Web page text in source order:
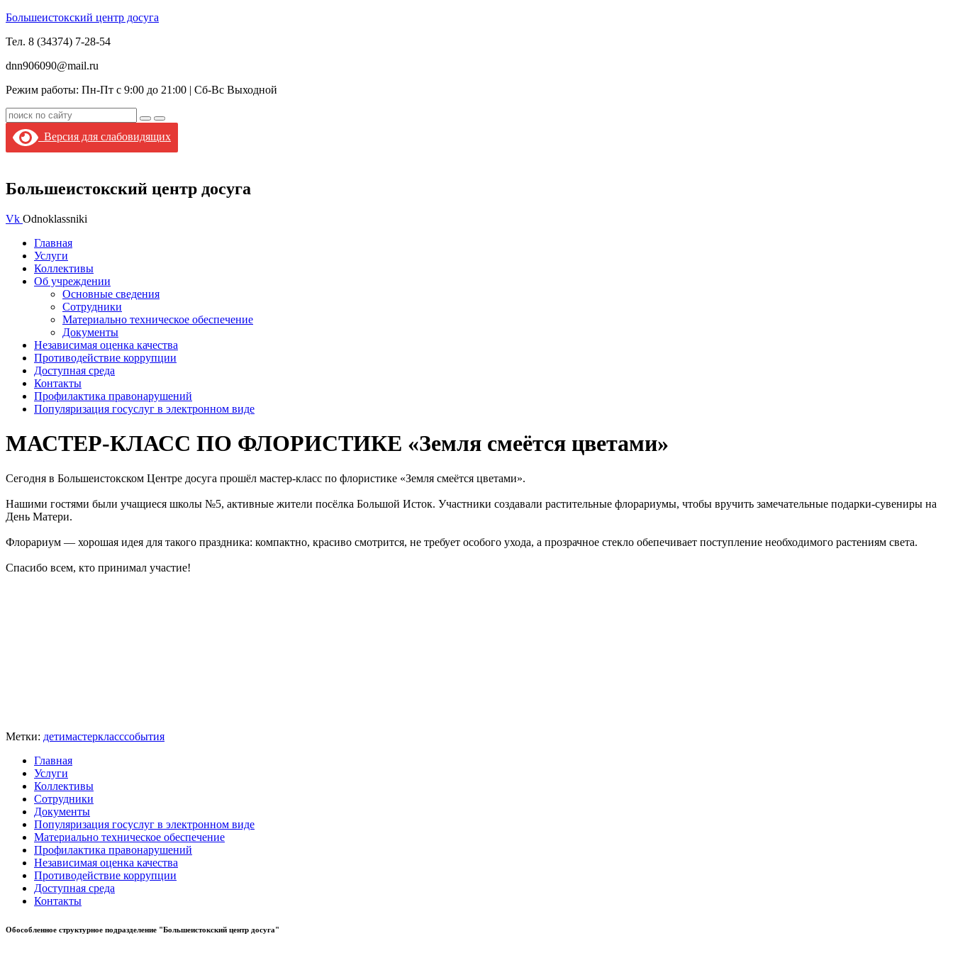
Большеистокский центр досуга
Тел. 8 (34374) 7-28-54
dnn906090@mail.ru
Режим работы: Пн-Пт с 9:00 до 21:00 | Сб-Вс Выходной
Версия для слабовидящих
Большеистокский центр досуга
Vk Odnoklassniki
Главная
Услуги
Коллективы
Об учреждении
Основные сведения
Сотрудники
Материально техническое обеспечение
Документы
Независимая оценка качества
Противодействие коррупции
Доступная среда
Контакты
Профилактика правонарушений
Популяризация госуслуг в электронном виде
МАСТЕР-КЛАСС ПО ФЛОРИСТИКЕ «Земля смеётся цветами»
Сегодня в Большеистокском Центре досуга прошёл мастер-класс по флористике «Земля смеётся цветами».
Нашими гостями были учащиеся школы №5, активные жители посёлка Большой Исток. Участники создавали растительные флорариумы, чтобы вручить замечательные подарки-сувениры на
День Матери.
Флорариум — хорошая идея для такого праздника: компактно, красиво смотрится, не требует особого ухода, а прозрачное стекло обепечивает поступление необходимого растениям света.
Спасибо всем, кто принимал участие!
Метки: детимастеркласссобытия
Главная
Услуги
Коллективы
Сотрудники
Документы
Популяризация госуслуг в электронном виде
Материально техническое обеспечение
Профилактика правонарушений
Независимая оценка качества
Противодействие коррупции
Доступная среда
Контакты
Обособленное структурное подразделение "Большеистокский центр досуга"